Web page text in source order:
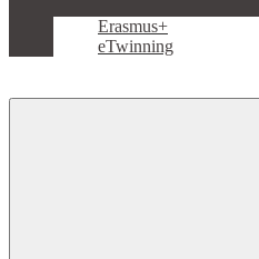
Erasmus+
eTwinning